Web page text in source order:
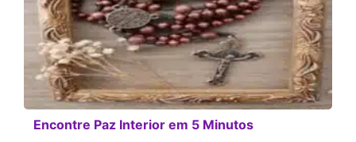
Encontre Paz Interior em 5 Minutos